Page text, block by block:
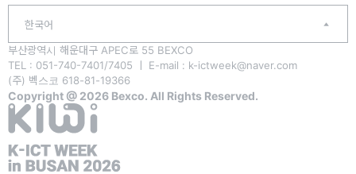
부산광역시 해운대구 APEC로 55 BEXCO
TEL : 051-740-7401/7405 ㅣ E-mail : k-ictweek@naver.com
(주) 벡스코 618-81-19366
Copyright @ 2026 Bexco. All Rights Reserved.
한국어